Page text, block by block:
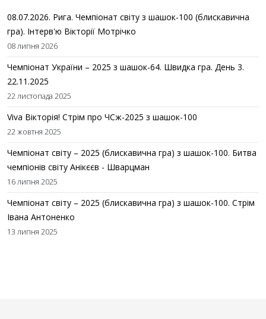
08.07.2026. Рига. Чемпіонат світу з шашок-100 (блискавична
гра). Інтерв'ю Вікторії Мотрічко
08 липня 2026
Чемпіонат України – 2025 з шашок-64. Швидка гра. День 3.
22.11.2025
22 листопада 2025
Viva Вікторія! Стрім про ЧСж-2025 з шашок-100
22 жовтня 2025
Чемпіонат світу – 2025 (блискавична гра) з шашок-100. Битва
чемпіонів світу Анікєєв - Шварцман
16 липня 2025
Чемпіонат світу – 2025 (блискавична гра) з шашок-100. Стрім
Івана Антоненко
13 липня 2025